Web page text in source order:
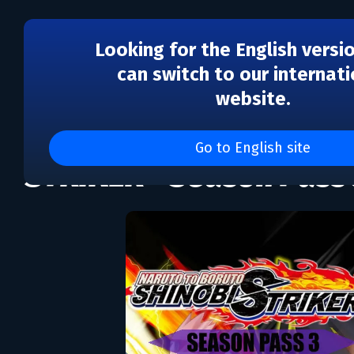
Looking for the English
can switch to our
website.
Go to English site
NARUTO TO BORUTO:
STRIKER - Season
DLC